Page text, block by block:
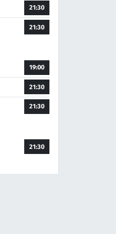
21:30
21:30
19:00
21:30
21:30
21:30